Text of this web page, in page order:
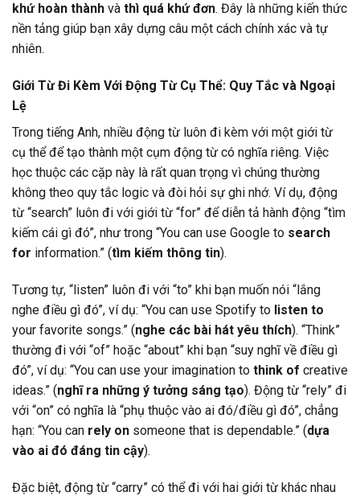
khứ hoàn thành và thì quá khứ đơn. Đây là những kiến thức
nền tảng giúp bạn xây dựng câu một cách chính xác và tự
nhiên.
Giới Từ Đi Kèm Với Động Từ Cụ Thể: Quy Tắc và Ngoại
Lệ
Trong tiếng Anh, nhiều động từ luôn đi kèm với một giới từ
cụ thể để tạo thành một cụm động từ có nghĩa riêng. Việc
học thuộc các cặp này là rất quan trọng vì chúng thường
không theo quy tắc logic và đòi hỏi sự ghi nhớ. Ví dụ, động
từ “search” luôn đi với giới từ “for” để diễn tả hành động “tìm
kiếm cái gì đó”, như trong “You can use Google to search
for information.” (tìm kiếm thông tin).
Tương tự, “listen” luôn đi với “to” khi bạn muốn nói “lắng
nghe điều gì đó”, ví dụ: “You can use Spotify to listen to
your favorite songs.” (nghe các bài hát yêu thích). “Think”
thường đi với “of” hoặc “about” khi bạn “suy nghĩ về điều gì
đó”, ví dụ: “You can use your imagination to think of creative
ideas.” (nghĩ ra những ý tưởng sáng tạo). Động từ “rely” đi
với “on” có nghĩa là “phụ thuộc vào ai đó/điều gì đó”, chẳng
hạn: “You can rely on someone that is dependable.” (dựa
vào ai đó đáng tin cậy).
Đặc biệt, động từ “carry” có thể đi với hai giới từ khác nhau